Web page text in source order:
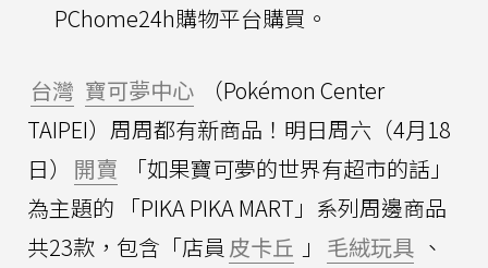
PChome24h購物平台購買。
台灣 寶可夢中心
（Pokémon Center
TAIPEI）周周都有新商品！明日周六（4月18
日）
開賣
「如果寶可夢的世界有超市的話」
為主題的 「PIKA PIKA MART」系列周邊商品
共23款，包含「店員 皮卡丘 」 毛絨玩具 、